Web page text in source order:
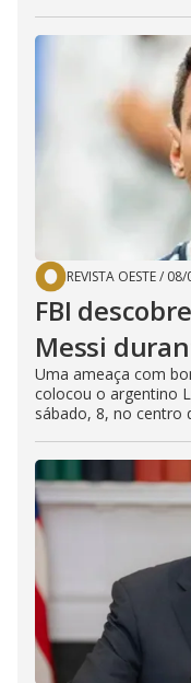
REVISTA OESTE/ 08/
FBI
Messi
Uma ameaça com
colocou o argentino
sábado, 8, no centro